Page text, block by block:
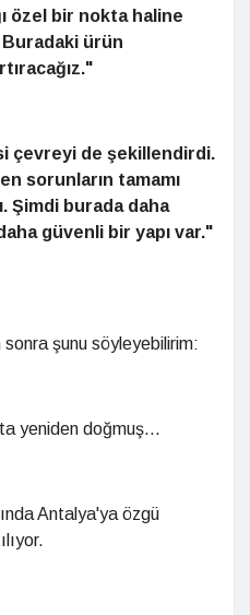
özel bir nokta haline
ürün
çevreyi de şekillendirdi.
sorunların tamamı
Şimdi burada daha
güvenli bir yapı var."
şunu söyleyebilirim:
yeniden doğmuş...
Antalya'ya özgü